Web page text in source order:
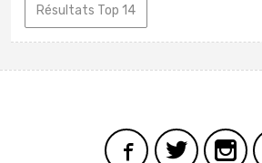
Résultats Top 14